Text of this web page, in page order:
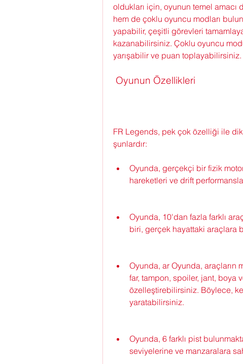
oldukları için, oyunun temel amacı
hem de çoklu oyuncu modları
yapabilir, çeşitli görevleri
kazanabilirsiniz. Çoklu oyuncu
yarışabilir ve puan toplayabilirsiniz.
Oyunun Özellikleri
FR Legends, pek çok özelliği ile
şunlardır:
Oyunda, gerçekçi bir fizik
hareketleri ve drift
Oyunda, 10'dan fazla farklı
biri, gerçek hayattaki araçlara
Oyunda, ar Oyunda, araçların
far, tampon, spoiler, jant, boya
özelleştirebilirsiniz. Böylece,
yaratabilirsiniz.
Oyunda, 6 farklı pist
seviyelerine ve manzaralara